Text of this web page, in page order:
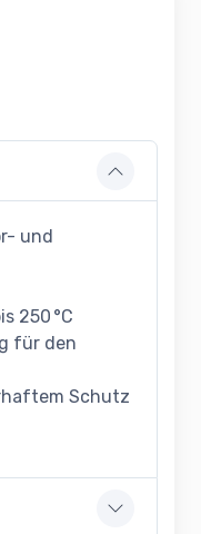
und
250 °C
für den
Schutz